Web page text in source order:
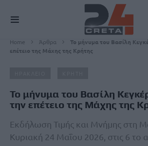
Home Άρθρα
Το μήνυμα του Βασίλη
επέτειο της Μάχης της Κρήτης
Το μήνυμα του Βασίλη
την επέτειο της Μάχης της
Εκδήλωση Τιμής και Μνήμης στη
Κυριακή 24 Μαΐου 2026, στις 6 το